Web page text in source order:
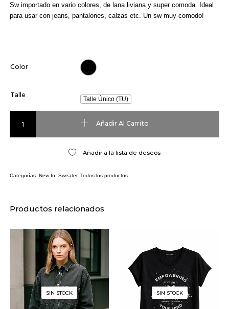
Sw importado en vario colores, de lana liviana y super comoda. Ideal
para usar con jeans, pantalones, calzas etc. Un sw muy comodo!
Color
Talle
Talle Único (TU)
Añadir Al Carrito
Añadir a la lista de deseos
Categorías: New In Sweater, Todos los productos
Productos relacionados
SIN STOCK SIN STOCK